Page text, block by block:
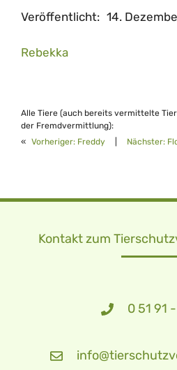
Veröffentlicht: 14.
Rebekka
Alle Tiere (auch bereits vermittelte
der Fremdvermittlung):
« Vorheriger: Freddy Nächster:
Kontakt zum
0 51 91